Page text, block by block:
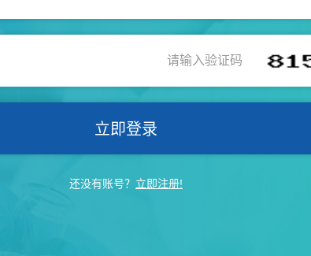
立即登录
还没有账号？ 立即注册!